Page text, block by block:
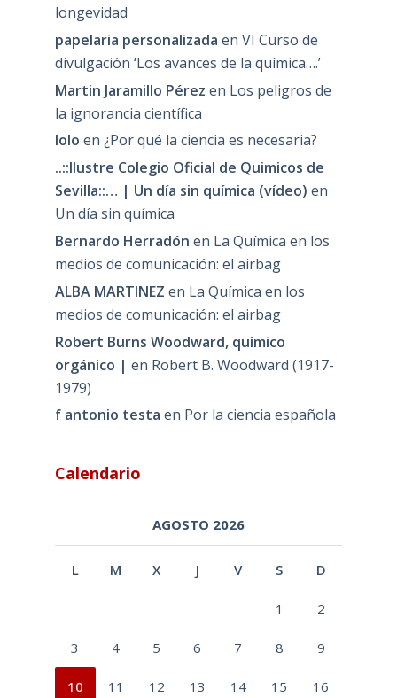
longevidad
papelaria personalizada en VI Curso de
divulgación ‘Los avances de la química….’
Martin Jaramillo Pérez en Los peligros de
la ignorancia científica
lolo en ¿Por qué la ciencia es necesaria?
..::Ilustre Colegio Oficial de Quimicos de
Sevilla::… | Un día sin química (vídeo) en
Un día sin química
Bernardo Herradón en La Química en los
medios de comunicación: el airbag
ALBA MARTINEZ en La Química en los
medios de comunicación: el airbag
Robert Burns Woodward, químico
orgánico | en Robert B. Woodward (1917-
1979)
f antonio testa en Por la ciencia española
Calendario
AGOSTO 2026
L M X J V S D
1 2
3 4 5 6 7 8 9
10 11 12 13 14 15 16